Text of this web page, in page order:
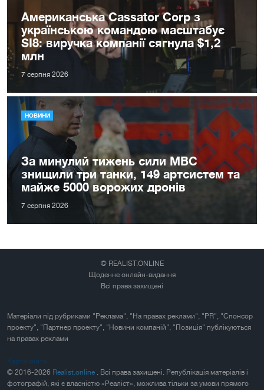
Американська Cassator Corp з
українською командою масштабує
SI8: виручка компанії сягнула $1,2
млн
7 серпня 2026
НОВИНИ
За минулий тижень сили МВС
знищили три танки, 149 артсистем та
майже 5000 ворожих дронів
7 серпня 2026
© REALIST.ONLINE
Щоденне онлайн-видання
Всі права захищені
Матеріали під рубриками "Реклама", "На правах реклами", "PR", "Спонсор
проекту", "Партнер проекту", "Новини компаній", "Позиція" публікуються
на правах реклами
Карта сайта
© 2016-2026 Realist.online . Всі права захищені. Републікація матеріалів і
фотографій, які є власністю «Реаліст», можлива тільки за умови прямого